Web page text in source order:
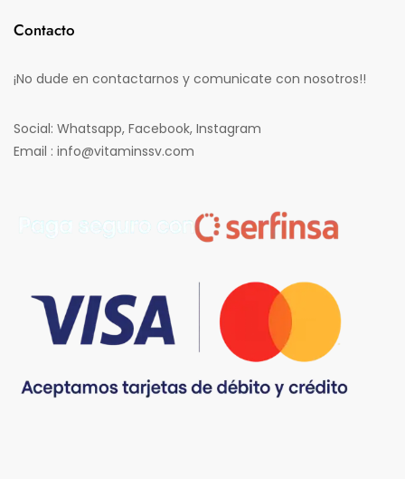
Contacto
¡No dude en contactarnos y comunicate con nosotros!!
Social: Whatsapp, Facebook, Instagram
Email : info@vitaminssv.com